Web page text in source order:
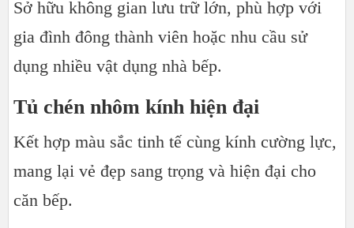
Sở hữu không gian lưu trữ lớn, phù hợp với
gia đình đông thành viên hoặc nhu cầu sử
dụng nhiều vật dụng nhà bếp.
Tủ chén nhôm kính hiện đại
Kết hợp màu sắc tinh tế cùng kính cường lực,
mang lại vẻ đẹp sang trọng và hiện đại cho
căn bếp.